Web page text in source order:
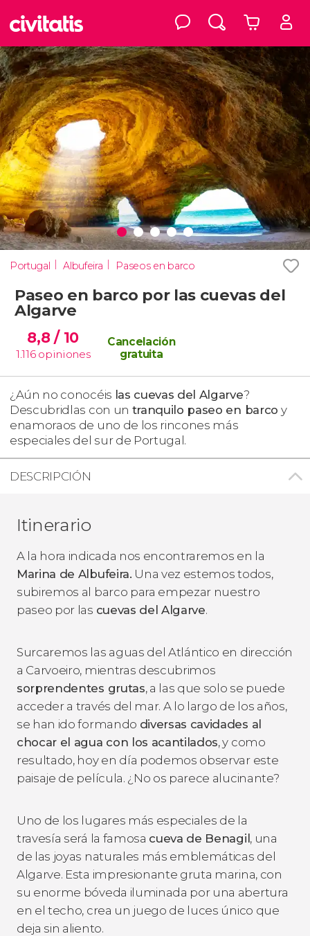
Portugal Albufeira Paseos en barco
Paseo en barco por las cuevas del
Algarve
8,8/ 10
1.116 opiniones
Cancelación
gratuita
¿Aún no conocéis las cuevas del Algarve?
Descubridlas con un tranquilo paseo en barco y
enamoraos de uno de los rincones más
especiales del sur de Portugal.
DESCRIPCIÓN
Itinerario
A la hora indicada nos encontraremos en la
Marina de Albufeira. Una vez estemos todos,
subiremos al barco para empezar nuestro
paseo por las cuevas del Algarve.
Surcaremos las aguas del Atlántico en dirección
a Carvoeiro, mientras descubrimos
sorprendentes grutas, a las que solo se puede
acceder a través del mar. A lo largo de los años,
se han ido formando diversas cavidades al
chocar el agua con los acantilados, y como
resultado, hoy en día podemos observar este
paisaje de película. ¿No os parece alucinante?
Uno de los lugares más especiales de la
travesía será la famosa cueva de Benagil, una
de las joyas naturales más emblemáticas del
Algarve. Esta impresionante gruta marina, con
su enorme bóveda iluminada por una abertura
en el techo, crea un juego de luces único que
deja sin aliento.